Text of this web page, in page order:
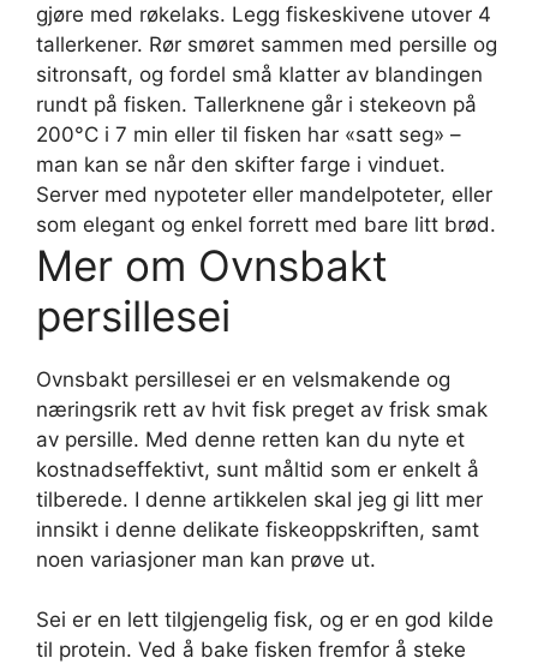
gjøre med røkelaks. Legg fiskeskivene utover 4
tallerkener. Rør smøret sammen med persille og
sitronsaft, og fordel små klatter av blandingen
rundt på fisken. Tallerknene går i stekeovn på
200°C i 7 min eller til fisken har «satt seg» –
man kan se når den skifter farge i vinduet.
Server med nypoteter eller mandelpoteter, eller
som elegant og enkel forrett med bare litt brød.
Mer om Ovnsbakt
persillesei
Ovnsbakt persillesei er en velsmakende og
næringsrik rett av hvit fisk preget av frisk smak
av persille. Med denne retten kan du nyte et
kostnadseffektivt, sunt måltid som er enkelt å
tilberede. I denne artikkelen skal jeg gi litt mer
innsikt i denne delikate fiskeoppskriften, samt
noen variasjoner man kan prøve ut.
Sei er en lett tilgjengelig fisk, og er en god kilde
til protein. Ved å bake fisken fremfor å steke